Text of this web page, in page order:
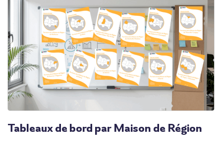
Tableaux de bord par Maison de Région